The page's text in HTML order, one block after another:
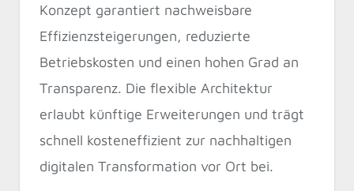
Konzept garantiert nachweisbare
Effizienzsteigerungen, reduzierte
Betriebskosten und einen hohen Grad an
Transparenz. Die flexible Architektur
erlaubt künftige Erweiterungen und trägt
schnell kosteneffizient zur nachhaltigen
digitalen Transformation vor Ort bei.